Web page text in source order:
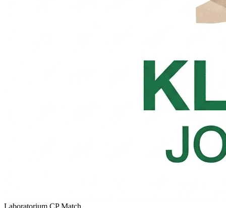
Laboratorium CP Match